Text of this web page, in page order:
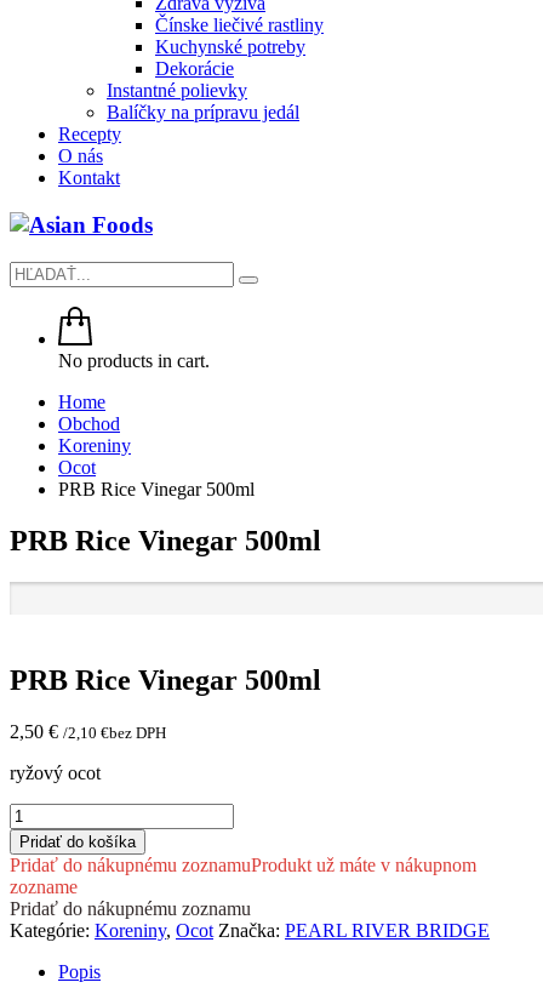
Čínske liečivé rastliny
Kuchynské potreby
Dekorácie
Instantné polievky
Balíčky na prípravu jedál
Recepty
O nás
Kontakt
No products in cart.
Home
Obchod
Koreniny
Ocot
PRB Rice Vinegar 500ml
PRB Rice Vinegar 500ml
PRB Rice Vinegar 500ml
2,50 € /2,10 €bez DPH
ryžový ocot
množstvo
PRB
Rice
Vinegar
500ml
Pridať do košíka
Pridať do nákupnému zoznamuProdukt už máte v nákupnom
zozname
Pridať do nákupnému zoznamu
Kategórie: Koreniny, Ocot Značka: PEARL RIVER BRIDGE
Popis